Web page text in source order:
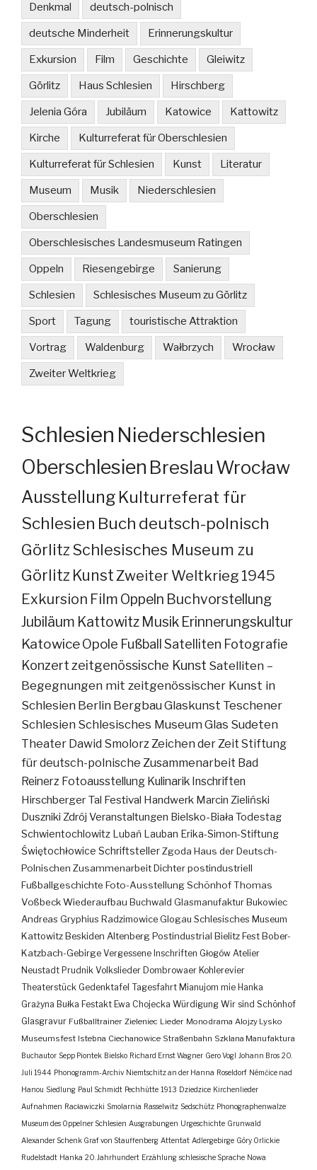
Denkmal deutsch-polnisch
deutsche Minderheit Erinnerungskultur
Exkursion Film Geschichte Gleiwitz
Görlitz Haus Schlesien Hirschberg
Jelenia Góra Jubiläum Katowice Kattowitz
Kirche Kulturreferat für Oberschlesien
Kulturreferat für Schlesien Kunst Literatur
Museum Musik Niederschlesien
Oberschlesien
Oberschlesisches Landesmuseum Ratingen
Oppeln Riesengebirge Sanierung
Schlesien Schlesisches Museum zu Görlitz
Sport Tagung touristische Attraktion
Vortrag Waldenburg Wałbrzych Wrocław
Zweiter Weltkrieg
Schlesien Niederschlesien
Oberschlesien Breslau Wrocław
Ausstellung Kulturreferat für
Schlesien Buch deutsch-polnisch
GörlitzSchlesisches Museum zu
Görlitz KunstZweiter Weltkrieg 1945
Exkursion Film Oppeln Buchvorstellung
Jubiläum Kattowitz Musik Erinnerungskultur
KatowiceOpole FußballSatelliten Fotografie
Konzertzeitgenössische Kunst Satelliten –
Begegnungen mit zeitgenössischer Kunst in
Schlesien Berlin BergbauGlaskunst Teschener
Schlesien Schlesisches MuseumGlas Sudeten
Theater Dawid SmolorzZeichen der Zeit Stiftung
für deutsch-polnische Zusammenarbeit Bad
Reinerz Fotoausstellung Kulinarik Inschriften
Hirschberger Tal Festival Handwerk Marcin Zieliński
Duszniki Zdrój Veranstaltungen Bielsko-Biała Todestag
Schwientochlowitz Lubań Lauban Erika-Simon-Stiftung
Świętochłowice SchriftstellerZgoda Haus der Deutsch-
Polnischen ZusammenarbeitDichterpostindustriell
Fußballgeschichte Foto-AusstellungSchönhofThomas
VoßbeckWiederaufbau Buchwald Glasmanufaktur Bukowiec
Andreas Gryphius Radzimowice Glogau Schlesisches Museum
Kattowitz Beskiden Altenberg Postindustrial Bielitz Fest Bober-
Katzbach-Gebirge Vergessene Inschriften Głogów Atelier
Neustadt Prudnik Volkslieder Dombrowaer Kohlerevier
Theaterstück Gedenktafel Tagesfahrt Mianujom mie Hanka
Grażyna Bułka Festakt Ewa Chojecka Würdigung Wir sind Schönhof
Glasgravur Fußballtrainer Zieleniec Lieder Monodrama Alojzy Lysko
Museumsfest Istebna Ciechanowice Straßenbahn Szklana Manufaktura
Buchautor Sepp Piontek Bielsko Richard Ernst Wagner Gero Vogl Johann Bros 20.
Juli 1944 Phonogramm-Archiv Niemtschitz an der Hanna Roseldorf Némčice nad
Hanou Siedlung Paul Schmidt Pechhütte 1913 Dziedzice Kirchenlieder
Aufnahmen Racławiczki Smolarnia Rasselwitz Sedschütz Phonographenwalze
Museum des Oppelner Schlesien Ausgrabungen Urgeschichte Grunwald
Alexander Schenk Graf von Stauffenberg Attentat Adlergebirge Góry Orlickie
Rudelstadt Hanka 20. Jahrhundert Erzählung schlesische Sprache Nowa